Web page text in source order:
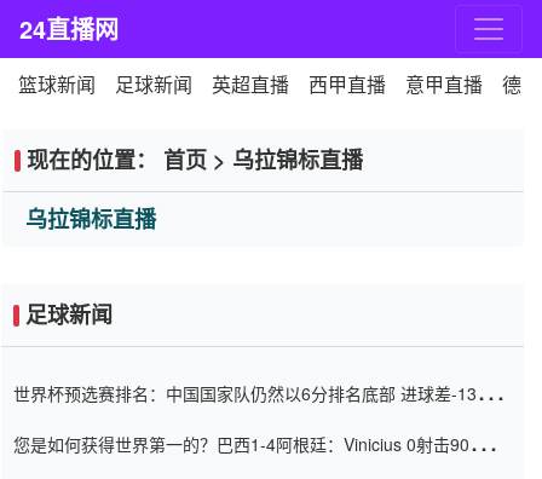
24直播网
篮球新闻 足球新闻 英超直播 西甲直播 意甲直播 德
现在的位置： 首页 > 乌拉锦标直播
乌拉锦标直播
足球新闻
世界杯预选赛排名：中国国家队仍然以6分排名底部 进球差-13令人
您是如何获得世界第一的？巴西1-4阿根廷：Vinicius 0射击90分钟